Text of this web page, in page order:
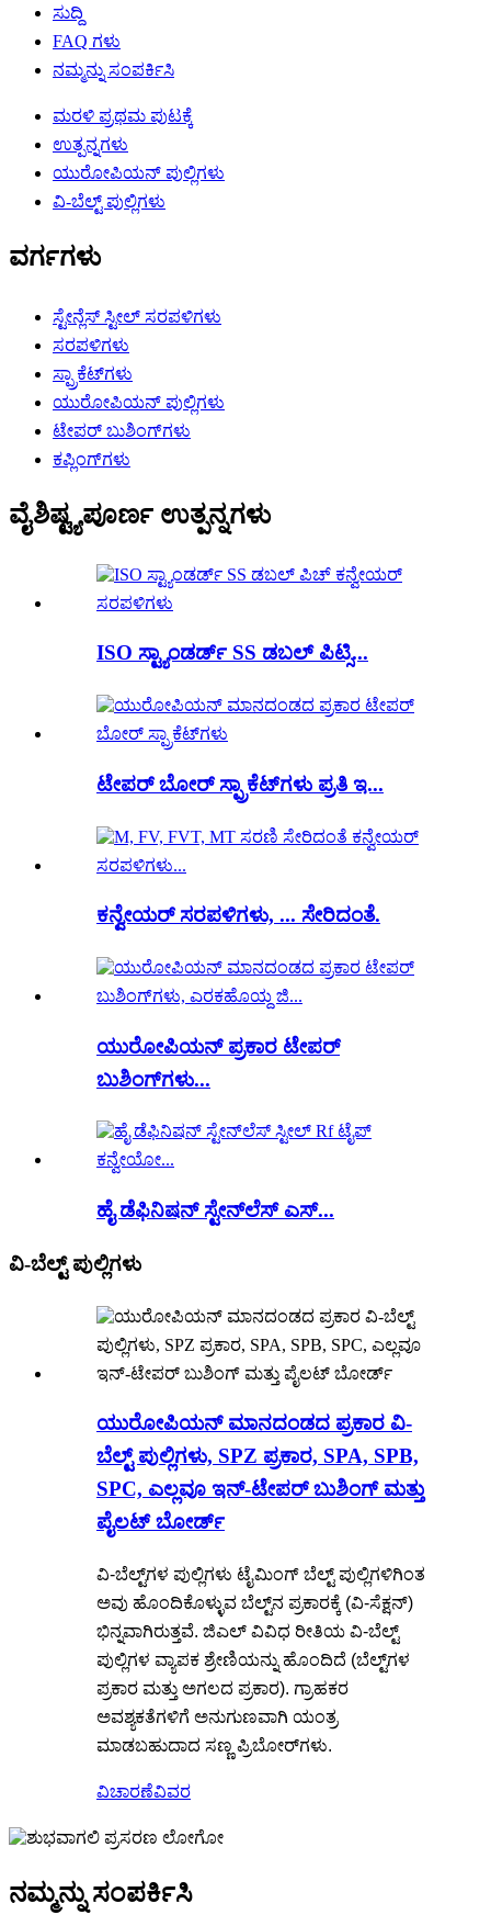
ಸುದ್ದಿ
FAQ ಗಳು
ನಮ್ಮನ್ನು ಸಂಪರ್ಕಿಸಿ
ಮರಳಿ ಪ್ರಥಮ ಪುಟಕ್ಕೆ
ಉತ್ಪನ್ನಗಳು
ಯುರೋಪಿಯನ್ ಪುಲ್ಲಿಗಳು
ವಿ-ಬೆಲ್ಟ್ ಪುಲ್ಲಿಗಳು
ವರ್ಗಗಳು
ಸ್ಟೇನ್ಲೆಸ್ ಸ್ಟೀಲ್ ಸರಪಳಿಗಳು
ಸರಪಳಿಗಳು
ಸ್ಪ್ರಾಕೆಟ್‌ಗಳು
ಯುರೋಪಿಯನ್ ಪುಲ್ಲಿಗಳು
ಟೇಪರ್ ಬುಶಿಂಗ್‌ಗಳು
ಕಪ್ಲಿಂಗ್‌ಗಳು
ವೈಶಿಷ್ಟ್ಯಪೂರ್ಣ ಉತ್ಪನ್ನಗಳು
ISO ಸ್ಟ್ಯಾಂಡರ್ಡ್ SS ಡಬಲ್ ಪಿಟ್ಸಿ...
ಟೇಪರ್ ಬೋರ್ ಸ್ಪ್ರಾಕೆಟ್‌ಗಳು ಪ್ರತಿ ಇ...
ಕನ್ವೇಯರ್ ಸರಪಳಿಗಳು, ... ಸೇರಿದಂತೆ.
ಯುರೋಪಿಯನ್ ಪ್ರಕಾರ ಟೇಪರ್
ಬುಶಿಂಗ್‌ಗಳು...
ಹೈ ಡೆಫಿನಿಷನ್ ಸ್ಟೇನ್‌ಲೆಸ್ ಎಸ್...
ವಿ-ಬೆಲ್ಟ್ ಪುಲ್ಲಿಗಳು
ಯುರೋಪಿಯನ್ ಮಾನದಂಡದ ಪ್ರಕಾರ ವಿ-
ಬೆಲ್ಟ್ ಪುಲ್ಲಿಗಳು, SPZ ಪ್ರಕಾರ, SPA, SPB,
SPC, ಎಲ್ಲವೂ ಇನ್-ಟೇಪರ್ ಬುಶಿಂಗ್ ಮತ್ತು
ಪೈಲಟ್ ಬೋರ್ಡ್
ವಿ-ಬೆಲ್ಟ್‌ಗಳ ಪುಲ್ಲಿಗಳು ಟೈಮಿಂಗ್ ಬೆಲ್ಟ್ ಪುಲ್ಲಿಗಳಿಗಿಂತ
ಅವು ಹೊಂದಿಕೊಳ್ಳುವ ಬೆಲ್ಟ್‌ನ ಪ್ರಕಾರಕ್ಕೆ (ವಿ-ಸೆಕ್ಷನ್)
ಭಿನ್ನವಾಗಿರುತ್ತವೆ. ಜಿಎಲ್ ವಿವಿಧ ರೀತಿಯ ವಿ-ಬೆಲ್ಟ್
ಪುಲ್ಲಿಗಳ ವ್ಯಾಪಕ ಶ್ರೇಣಿಯನ್ನು ಹೊಂದಿದೆ (ಬೆಲ್ಟ್‌ಗಳ
ಪ್ರಕಾರ ಮತ್ತು ಅಗಲದ ಪ್ರಕಾರ). ಗ್ರಾಹಕರ
ಅವಶ್ಯಕತೆಗಳಿಗೆ ಅನುಗುಣವಾಗಿ ಯಂತ್ರ
ಮಾಡಬಹುದಾದ ಸಣ್ಣ ಪ್ರಿಬೋರ್‌ಗಳು.
ವಿಚಾರಣೆವಿವರ
ನಮ್ಮನ್ನು ಸಂಪರ್ಕಿಸಿ